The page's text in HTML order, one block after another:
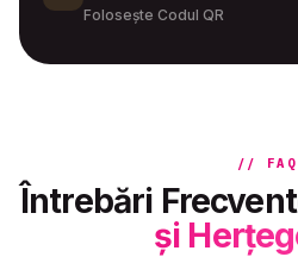
Folosește Codul QR
// FAQ
Întrebări
și